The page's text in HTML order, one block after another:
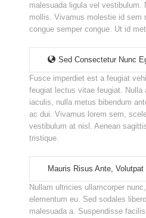
malesuada ligula vel
mollis. Vivamus molestie id sem
congue semper congue. Ut id
Sed Consectetur Nunc
Fusce imperdiet est a feugiat
feugiat lectus vitae feugiat. Nulla
iaculis, nulla metus bibendum
ac dui. Vivamus lorem sem,
vestibulum at nisl. Aenean
tristique.
Mauris Risus Ante,
Nullam ultricies ullamcorper
elementum eu. Sed sodales
malesuada a. Suspendisse